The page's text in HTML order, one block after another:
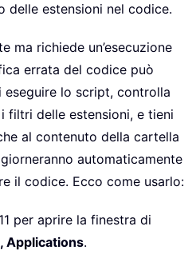
estensioni nel codice.
ma richiede un’esecuzione
errata del codice può
eseguire lo script, controlla
filtri delle estensioni, e tieni
al contenuto della cartella
automaticamente
il codice. Ecco come usarlo:
per aprire la finestra di
Applications.